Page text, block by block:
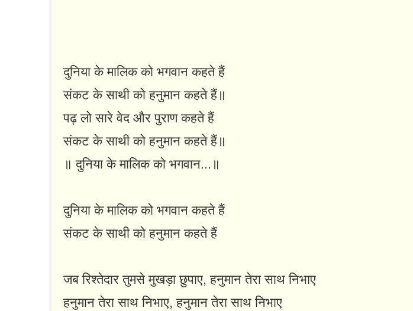
दुनिया के मालिक को भगवान कहते हैं
संकट के साथी को हनुमान कहते हैं॥
पढ़ लो सारे वेद और पुराण कहते हैं
संकट के साथी को हनुमान कहते हैं॥
॥ दुनिया के मालिक को भगवान...॥
दुनिया के मालिक को भगवान कहते हैं
संकट के साथी को हनुमान कहते हैं
जब रिश्तेदार तुमसे मुखड़ा छुपाए, हनुमान तेरा साथ निभाए
हनुमान तेरा साथ निभाए, हनुमान तेरा साथ निभाए